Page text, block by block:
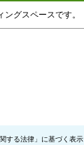
グスペースです。
する法律」に基づく表示